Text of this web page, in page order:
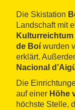
Die Skistation
Landschaft mit
Kulturreichtum
de Boí wurden
erklärt.
Nacional
Die
auf einer Höhe
höchste Stelle,